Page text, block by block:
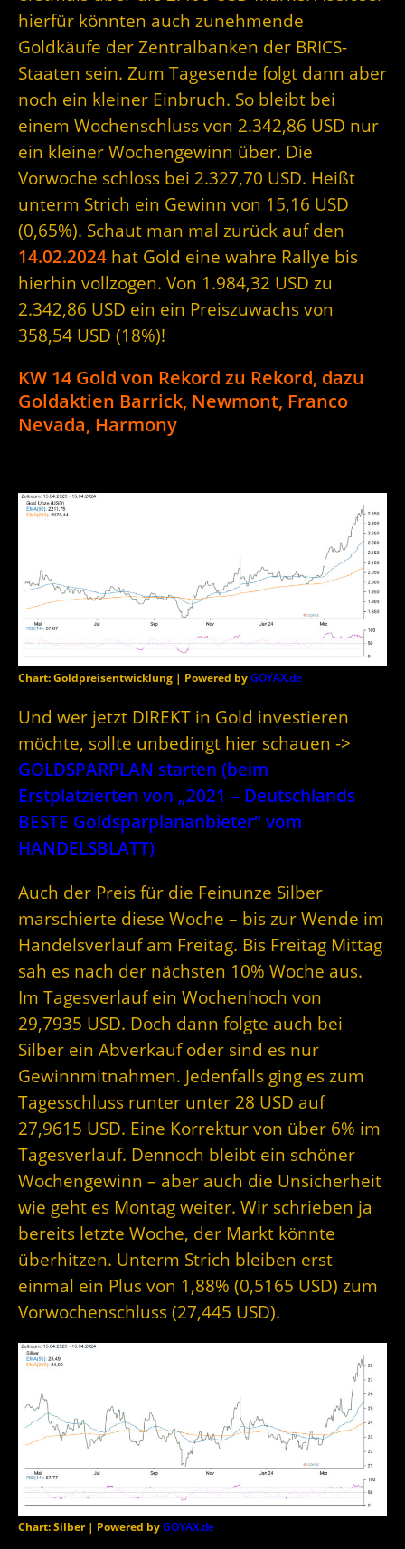
hierfür könnten auch zunehmende
Goldkäufe der Zentralbanken der BRICS-
Staaten sein. Zum Tagesende folgt dann aber
noch ein kleiner Einbruch. So bleibt bei
einem Wochenschluss von 2.342,86 USD nur
ein kleiner Wochengewinn über. Die
Vorwoche schloss bei 2.327,70 USD. Heißt
unterm Strich ein Gewinn von 15,16 USD
(0,65%). Schaut man mal zurück auf den
14.02.2024 hat Gold eine wahre Rallye bis
hierhin vollzogen. Von 1.984,32 USD zu
2.342,86 USD ein ein Preiszuwachs von
358,54 USD (18%)!
KW 14 Gold von Rekord zu Rekord, dazu
Goldaktien Barrick, Newmont, Franco
Nevada, Harmony
Chart: Goldpreisentwicklung | Powered byGOYAX.de
Und wer jetzt DIREKT in Gold investieren
möchte, sollte unbedingt hier schauen ->
GOLDSPARPLAN starten (beim
Erstplatzierten von „2021 – Deutschlands
BESTE Goldsparplananbieter“ vom
HANDELSBLATT)
Auch der Preis für die Feinunze Silber
marschierte diese Woche – bis zur Wende im
Handelsverlauf am Freitag. Bis Freitag Mittag
sah es nach der nächsten 10% Woche aus.
Im Tagesverlauf ein Wochenhoch von
29,7935 USD. Doch dann folgte auch bei
Silber ein Abverkauf oder sind es nur
Gewinnmitnahmen. Jedenfalls ging es zum
Tagesschluss runter unter 28 USD auf
27,9615 USD. Eine Korrektur von über 6% im
Tagesverlauf. Dennoch bleibt ein schöner
Wochengewinn – aber auch die Unsicherheit
wie geht es Montag weiter. Wir schrieben ja
bereits letzte Woche, der Markt könnte
überhitzen. Unterm Strich bleiben erst
einmal ein Plus von 1,88% (0,5165 USD) zum
Vorwochenschluss (27,445 USD).
Chart: Silber | Powered byGOYAX.de